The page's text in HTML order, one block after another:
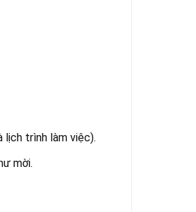
trình làm việc).
mời.